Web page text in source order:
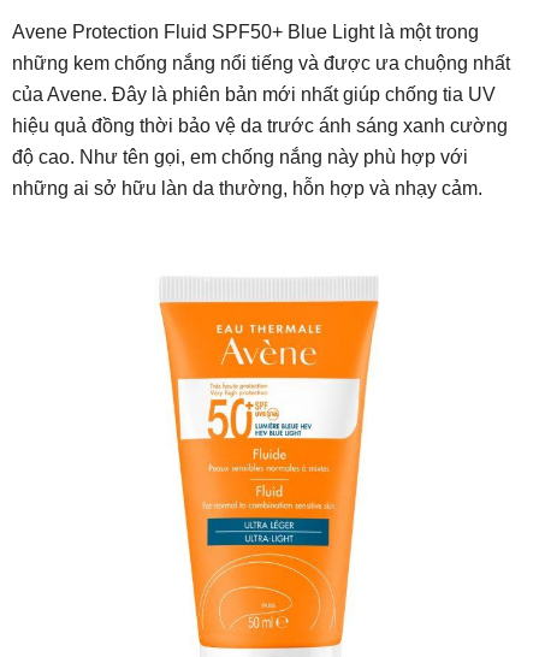
Avene Protection Fluid SPF50+ Blue Light là một trong
những kem chống nắng nổi tiếng và được ưa chuộng nhất
của Avene. Đây là phiên bản mới nhất giúp chống tia UV
hiệu quả đồng thời bảo vệ da trước ánh sáng xanh cường
độ cao. Như tên gọi, em chống nắng này phù hợp với
những ai sở hữu làn da thường, hỗn hợp và nhạy cảm.